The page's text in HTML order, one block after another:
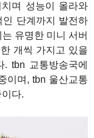
며 성능이 올라와
단계까지 발전하
유명한 미니 서버
개씩 가지고 있을
. tbn 교통방송국에
이며, tbn 울산교통
다.